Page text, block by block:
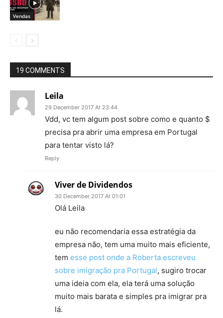
Vendas
19 COMMENTS
Leila
29 December 2017 At 23:44
Vdd, vc tem algum post sobre como e quanto $
precisa pra abrir uma empresa em Portugal
para tentar visto lá?
Reply
Viver de Dividendos
30 December 2017 At 01:01
Olá Leila
eu não recomendaria essa estratégia da
empresa não, tem uma muito mais eficiente,
tem esse post onde a Roberta escreveu
sobre imigração pra Portugal, sugiro trocar
uma ideia com ela, ela terá uma solução
muito mais barata e simples pra imigrar pra
lá.